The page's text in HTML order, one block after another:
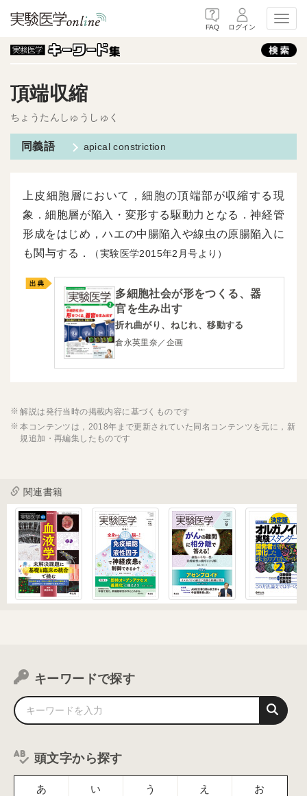
FAQ ログイン
頂端収縮
ちょうたんしゅうしゅく
apical constriction
上皮細胞層において，細胞の頂端部が収縮する現
象．細胞層が陥入・変形する駆動力となる．神経管
形成をはじめ，ハエの中腸陥入や線虫の原腸陥入に
も関与する．
（実験医学2015年2月号より）
多細胞社会が形をつくる、器
官を生み出す
折れ曲がり、ねじれ、移動する
倉永英里奈／企画
解説は発行当時の掲載内容に基づくものです
本コンテンツは，2018年まで更新されていた同名コンテンツを元に，新
規追加・再編集したものです
関連書籍
キーワードで探す
頭文字から探す
あ い う え お